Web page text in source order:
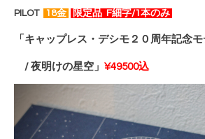
PILOT 1 8金 限定品 F細字/1本のみ
「キャップレス・デシモ２０周年記念
/ 夜明けの星空」 ¥49500込